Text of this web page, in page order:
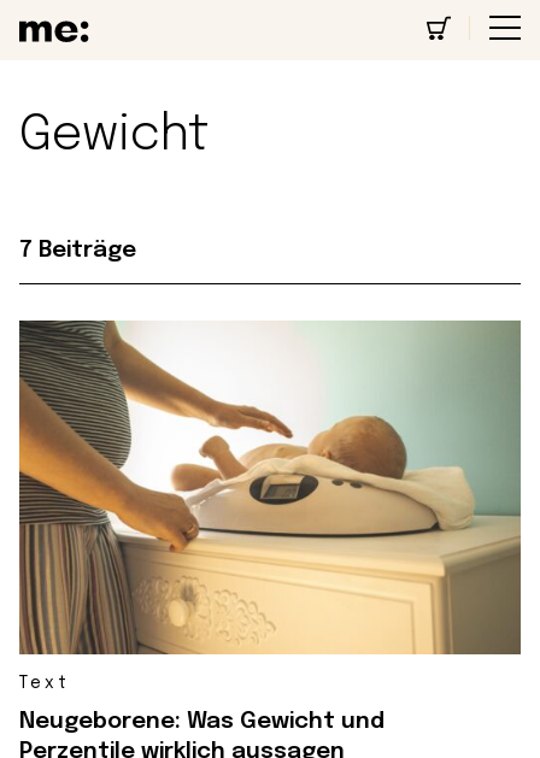
Gewicht
7 Beiträge
Text
Neugeborene: Was Gewicht und
Perzentile wirklich aussagen